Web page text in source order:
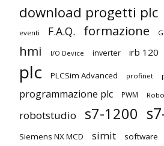
download progetti plc
eventi F.A.Q. formazione
hmi I/O Device inverter irb 120
plc PLCSim Advanced profinet
programmazione plc PWM
robotstudio s7-1200
Siemens NX MCD simit software